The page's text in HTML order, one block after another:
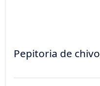
Pepitoria de chivo